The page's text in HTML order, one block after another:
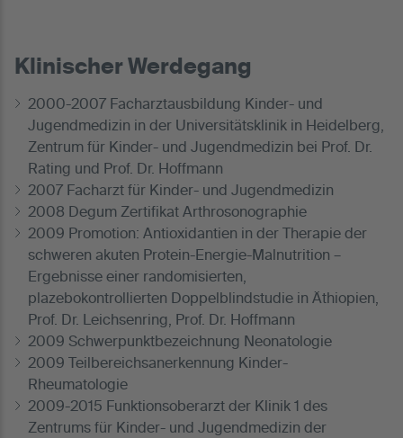
Klinischer Werdegang
2000-2007 Facharztausbildung Kinder- und
Jugendmedizin in der Universitätsklinik in Heidelberg,
Zentrum für Kinder- und Jugendmedizin bei Prof. Dr.
Rating und Prof. Dr. Hoffmann
2007 Facharzt für Kinder- und Jugendmedizin
2008 Degum Zertifikat Arthrosonographie
2009 Promotion: Antioxidantien in der Therapie der
schweren akuten Protein-Energie-Malnutrition –
Ergebnisse einer randomisierten,
plazebokontrollierten Doppelblindstudie in Äthiopien,
Prof. Dr. Leichsenring, Prof. Dr. Hoffmann
2009 Schwerpunktbezeichnung Neonatologie
2009 Teilbereichsanerkennung Kinder-
Rheumatologie
2009-2015 Funktionsoberarzt der Klinik 1 des
Zentrums für Kinder- und Jugendmedizin der